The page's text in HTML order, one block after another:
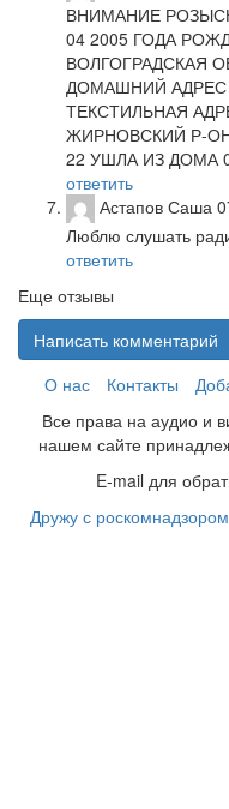
ВНИМАНИЕ
04 2005 ГОДА
ВОЛГОГРАДСКАЯ
ДОМАШНИЙ АДРЕС
ТЕКСТИЛЬНАЯ
ЖИРНОВСКИЙ Р-
22 УШЛА ИЗ ДОМА
ответить
Астапов Саша
Люблю слушать
ответить
Еще отзывы
Написать комментарий
О нас
Контакты
Все права на аудио и
нашем сайте
E-mail для
Дружу с